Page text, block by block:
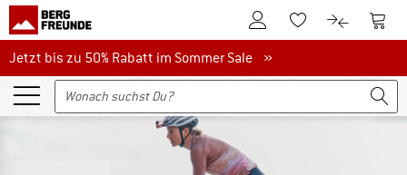
Zum KundenkontoZum Merkzettel.
Zum Zum
Jetzt bis zu 50% Rabatt im Sommer Sale
Jetzt bis zu 50% Rabatt im Sommer Sale »